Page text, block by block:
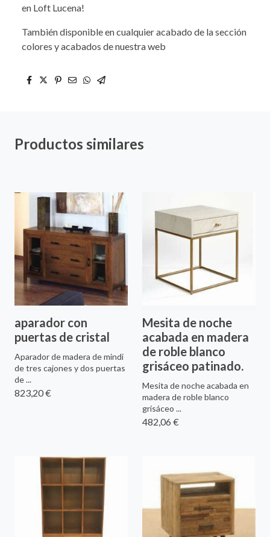
en Loft Lucena!
También disponible en cualquier acabado de la sección
colores y acabados de nuestra web
Productos similares
aparador con
puertas de cristal
Aparador de madera de mindi
de tres cajones y dos puertas
de ...
823,20 €
Mesita de noche
acabada en madera
de roble blanco
grisáceo patinado.
Mesita de noche acabada en
madera de roble blanco
grisáceo ...
482,06 €